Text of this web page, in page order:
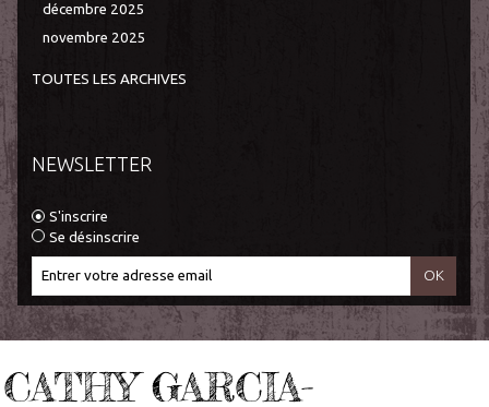
décembre 2025
novembre 2025
TOUTES LES ARCHIVES
NEWSLETTER
S'inscrire
Se désinscrire
CATHY GARCIA-